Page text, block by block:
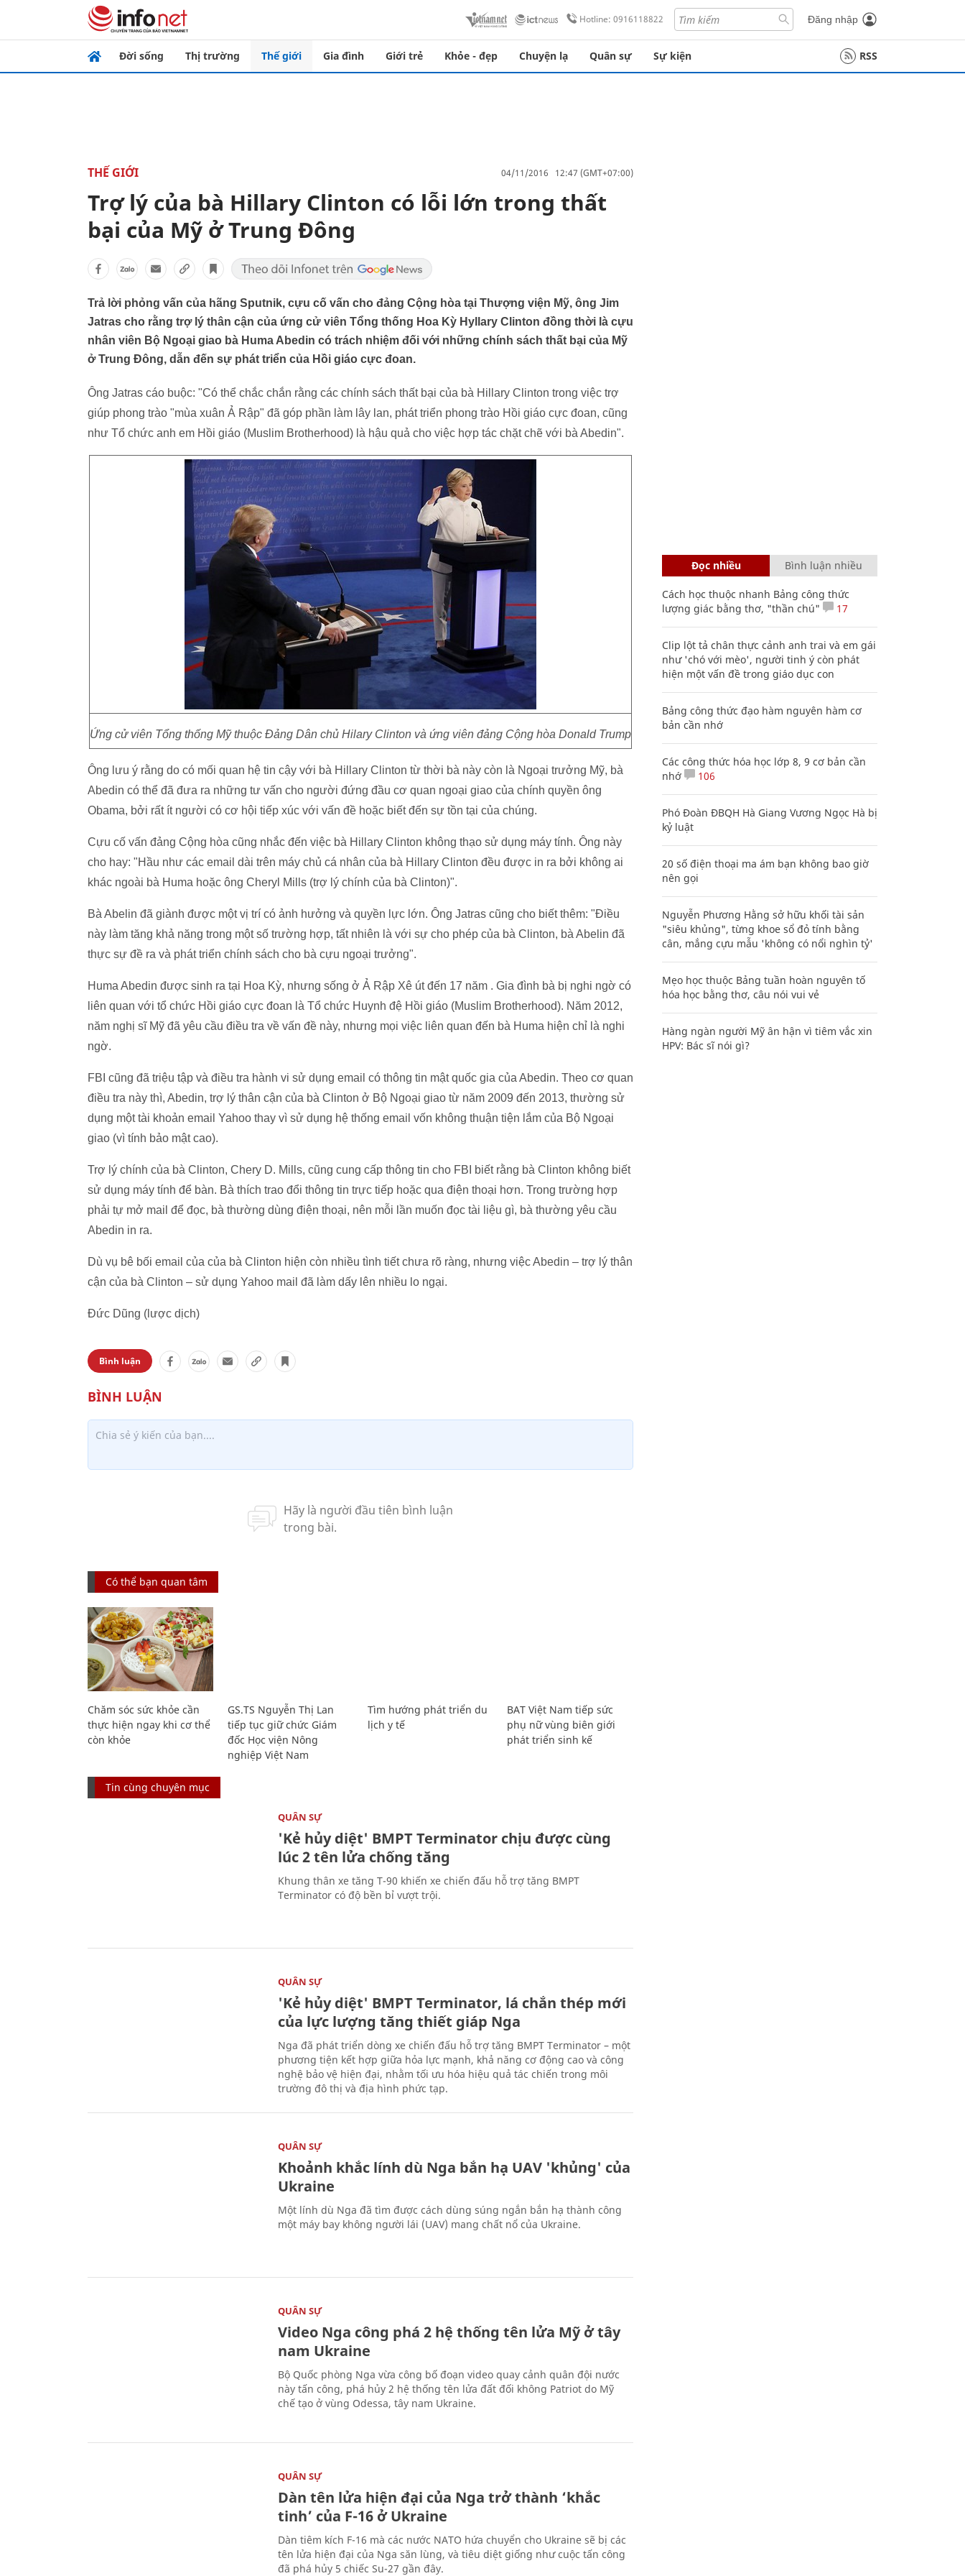
Hotline: 0916118822 Đăng nhập
Đời sống Thị trường Thế giới Gia đình Giới trẻ Khỏe - đẹp Chuyện lạ Quân sự Sự kiện RSS
THẾ GIỚI 04/11/2016 12:47 (GMT+07:00)
Trợ lý của bà Hillary Clinton có lỗi lớn trong thất
bại của Mỹ ở Trung Đông
Trả lời phỏng vấn của hãng Sputnik, cựu cố vấn cho đảng Cộng hòa tại Thượng viện Mỹ, ông Jim
Jatras cho rằng trợ lý thân cận của ứng cử viên Tổng thống Hoa Kỳ Hyllary Clinton đồng thời là cựu
nhân viên Bộ Ngoại giao bà Huma Abedin có trách nhiệm đối với những chính sách thất bại của Mỹ
ở Trung Đông, dẫn đến sự phát triển của Hồi giáo cực đoan.
Ông Jatras cáo buộc: "Có thể chắc chắn rằng các chính sách thất bại của bà Hillary Clinton trong việc trợ
giúp phong trào "mùa xuân Ả Rập" đã góp phần làm lây lan, phát triển phong trào Hồi giáo cực đoan, cũng
như Tổ chức anh em Hồi giáo (Muslim Brotherhood) là hậu quả cho việc hợp tác chặt chẽ với bà Abedin".
Ứng cử viên Tổng thống Mỹ thuộc Đảng Dân chủ Hilary Clinton và ứng viên đảng Cộng hòa Donald Trump
Ông lưu ý rằng do có mối quan hệ tin cậy với bà Hillary Clinton từ thời bà này còn là Ngoại trưởng Mỹ, bà
Abedin có thể đã đưa ra những tư vấn cho người đứng đầu cơ quan ngoại giao của chính quyền ông
Obama, bởi rất ít người có cơ hội tiếp xúc với vấn đề hoặc biết đến sự tồn tại của chúng.
Cựu cố vấn đảng Cộng hòa cũng nhắc đến việc bà Hillary Clinton không thạo sử dụng máy tính. Ông này
cho hay: "Hầu như các email dài trên máy chủ cá nhân của bà Hillary Clinton đều được in ra bởi không ai
khác ngoài bà Huma hoặc ông Cheryl Mills (trợ lý chính của bà Clinton)".
Bà Abelin đã giành được một vị trí có ảnh hưởng và quyền lực lớn. Ông Jatras cũng cho biết thêm: "Điều
này làm tăng khả năng trong một số trường hợp, tất nhiên là với sự cho phép của bà Clinton, bà Abelin đã
thực sự đề ra và phát triển chính sách cho bà cựu ngoại trưởng".
Huma Abedin được sinh ra tại Hoa Kỳ, nhưng sống ở Ả Rập Xê út đến 17 năm . Gia đình bà bị nghi ngờ có
liên quan với tổ chức Hồi giáo cực đoan là Tổ chức Huynh đệ Hồi giáo (Muslim Brotherhood). Năm 2012,
năm nghị sĩ Mỹ đã yêu cầu điều tra về vấn đề này, nhưng mọi việc liên quan đến bà Huma hiện chỉ là nghi
ngờ.
FBI cũng đã triệu tập và điều tra hành vi sử dụng email có thông tin mật quốc gia của Abedin. Theo cơ quan
điều tra này thì, Abedin, trợ lý thân cận của bà Clinton ở Bộ Ngoại giao từ năm 2009 đến 2013, thường sử
dụng một tài khoản email Yahoo thay vì sử dụng hệ thống email vốn không thuận tiện lắm của Bộ Ngoại
giao (vì tính bảo mật cao).
Trợ lý chính của bà Clinton, Chery D. Mills, cũng cung cấp thông tin cho FBI biết rằng bà Clinton không biết
sử dụng máy tính để bàn. Bà thích trao đổi thông tin trực tiếp hoặc qua điện thoại hơn. Trong trường hợp
phải tự mở mail để đọc, bà thường dùng điện thoại, nên mỗi lần muốn đọc tài liệu gì, bà thường yêu cầu
Abedin in ra.
Dù vụ bê bối email của của bà Clinton hiện còn nhiều tình tiết chưa rõ ràng, nhưng việc Abedin – trợ lý thân
cận của bà Clinton – sử dụng Yahoo mail đã làm dấy lên nhiều lo ngại.
Đức Dũng (lược dịch)
Bình luận
Có thể bạn quan tâm
Chăm sóc sức khỏe cần
thực hiện ngay khi cơ thể
còn khỏe
GS.TS Nguyễn Thị Lan
tiếp tục giữ chức Giám
đốc Học viện Nông
nghiệp Việt Nam
Tìm hướng phát triển du
lịch y tế
BAT Việt Nam tiếp sức
phụ nữ vùng biên giới
phát triển sinh kế
Tin cùng chuyên mục
QUÂN SỰ
'Kẻ hủy diệt' BMPT Terminator chịu được cùng
lúc 2 tên lửa chống tăng
Khung thân xe tăng T-90 khiến xe chiến đấu hỗ trợ tăng BMPT
Terminator có độ bền bỉ vượt trội.
QUÂN SỰ
'Kẻ hủy diệt' BMPT Terminator, lá chắn thép mới
của lực lượng tăng thiết giáp Nga
Nga đã phát triển dòng xe chiến đấu hỗ trợ tăng BMPT Terminator – một
phương tiện kết hợp giữa hỏa lực mạnh, khả năng cơ động cao và công
nghệ bảo vệ hiện đại, nhằm tối ưu hóa hiệu quả tác chiến trong môi
trường đô thị và địa hình phức tạp.
QUÂN SỰ
Khoảnh khắc lính dù Nga bắn hạ UAV 'khủng' của
Ukraine
Một lính dù Nga đã tìm được cách dùng súng ngắn bắn hạ thành công
một máy bay không người lái (UAV) mang chất nổ của Ukraine.
QUÂN SỰ
Video Nga công phá 2 hệ thống tên lửa Mỹ ở tây
nam Ukraine
Bộ Quốc phòng Nga vừa công bố đoạn video quay cảnh quân đội nước
này tấn công, phá hủy 2 hệ thống tên lửa đất đối không Patriot do Mỹ
chế tạo ở vùng Odessa, tây nam Ukraine.
QUÂN SỰ
Dàn tên lửa hiện đại của Nga trở thành ‘khắc
tinh’ của F-16 ở Ukraine
Dàn tiêm kích F-16 mà các nước NATO hứa chuyển cho Ukraine sẽ bị các
tên lửa hiện đại của Nga săn lùng, và tiêu diệt giống như cuộc tấn công
đã phá hủy 5 chiếc Su-27 gần đây.
Đọc nhiều Bình luận nhiều
Cách học thuộc nhanh Bảng công thức
lượng giác bằng thơ, "thần chú"
17
Clip lột tả chân thực cảnh anh trai và em gái
như 'chó với mèo', người tinh ý còn phát
hiện một vấn đề trong giáo dục con
Bảng công thức đạo hàm nguyên hàm cơ
bản cần nhớ
Các công thức hóa học lớp 8, 9 cơ bản cần
nhớ
106
Phó Đoàn ĐBQH Hà Giang Vương Ngọc Hà bị
kỷ luật
20 số điện thoại ma ám bạn không bao giờ
nên gọi
Nguyễn Phương Hằng sở hữu khối tài sản
"siêu khủng", từng khoe sổ đỏ tính bằng
cân, mắng cựu mẫu 'không có nổi nghìn tỷ'
Mẹo học thuộc Bảng tuần hoàn nguyên tố
hóa học bằng thơ, câu nói vui vẻ
Hàng ngàn người Mỹ ân hận vì tiêm vắc xin
HPV: Bác sĩ nói gì?